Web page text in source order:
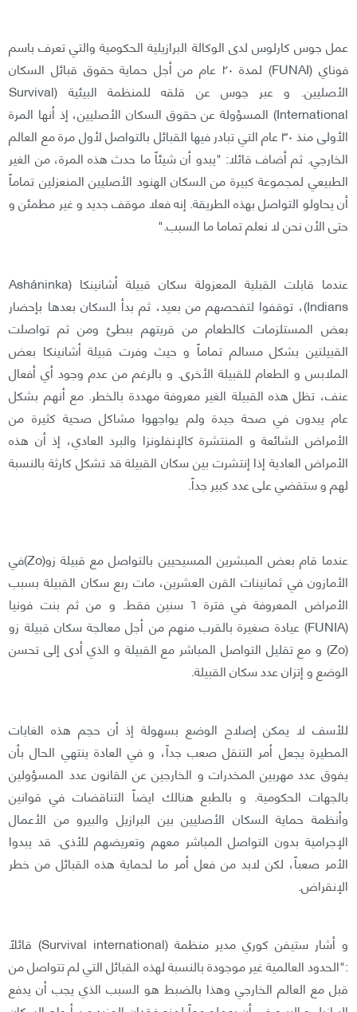
عمل جوس كارلوس لدى الوكالة البرازيلية الحكومية والتي تعرف باسم
فوناي (FUNAI) لمدة ٢٠ عام من أجل حماية حقوق قبائل السكان
الأصليين. و عبر جوس عن قلقه للمنظمة البيئية (Survival
International) المسؤولة عن حقوق السكان الأصليين، إذ أنها المرة
الأولى منذ ٣٠ عام التي تبادر فيها القبائل بالتواصل لأول مرة مع العالم
الخارجي. ثم أضاف قائلا: "يبدو أن شيئاً ما حدث هذه المرة، من الغير
الطبيعي لمجموعة كبيرة من السكان الهنود الأصليين المنعزلين تماماً
أن يحاولو التواصل بهذه الطريقة. إنه فعلا موقف جديد و غير مطمئن و
حتى الأن نحن لا نعلم تماما ما السبب."
عندما قابلت القبلية المعزولة سكان قبيلة أشانينكا (Asháninka
Indians)، توقفوا لتفحصهم من بعيد، ثم بدأ السكان بعدها بإحضار
بعض المستلزمات كالطعام من قريتهم ببطئ ومن ثم تواصلت
القبيلتين بشكل مسالم تماماً و حيث وفرت قبيلة أشانينكا بعض
الملابس و الطعام للقبيلة الأخرى. و بالرغم من عدم وجود أي أفعال
عنف، تظل هذه القبيلة الغير معروفة مهددة بالخطر. مع أنهم بشكل
عام يبدون في صحة جيدة ولم يواجهوا مشاكل صحية كثيرة من
الأمراض الشائعة و المنتشرة كالإنفلونزا والبرد العادي، إذ أن هذه
الأمراض العادية إذا إنتشرت بين سكان القبيلة قد تشكل كارثة بالنسبة
لهم و ستقضي على عدد كبير جداً.
عندما قام بعض المبشرين المسيحيين بالتواصل مع قبيلة زو(Zo)في
الأمازون في ثمانينات القرن العشرين، مات ربع سكان القبيلة بسبب
الأمراض المعروفة في فترة ٦ سنين فقط. و من ثم بنت فونيا
(FUNIA) عيادة صغيرة بالقرب منهم من أجل معالجة سكان قبيلة زو
(Zo) و مع تقليل التواصل المباشر مع القبيلة و الذي أدى إلى تحسن
الوضع و إتزان عدد سكان القبيلة.
للأسف لا يمكن إصلاح الوضع بسهولة إذ أن حجم هذه الغابات
المطيرة يجعل أمر التنقل صعب جداً، و في العادة ينتهي الحال بأن
يفوق عدد مهربين المخدرات و الخارجين عن القانون عدد المسؤولين
بالجهات الحكومية. و بالطبع هنالك ايضاً التناقضات في قوانين
وأنظمة حماية السكان الأصليين بين البرازيل والبيرو من الأعمال
الإجرامية بدون التواصل المباشر معهم وتعريضهم للأذى. قد يبدوا
الأمر صعباً، لكن لابد من فعل أمر ما لحماية هذه القبائل من خطر
الإنقراض.
و أشار ستيفن كوري مدير منظمة (Survival international) قائلاً
:"الحدود العالمية غير موجودة بالنسبة لهذه القبائل التي لم تتواصل من
قبل مع العالم الخارجي وهذا بالضبط هو السبب الذي يجب أن يدفع